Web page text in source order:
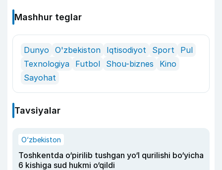
Mashhur teglar
Dunyo O'zbekiston Iqtisodiyot Sport
Pul
Texnologiya
Futbol Shou-biznes
Kino
Sayohat
Tavsiyalar
O‘zbekiston
Toshkentda o‘pirilib tushgan yo‘l qurilishi bo‘yicha
6 kishiga sud hukmi o‘qildi